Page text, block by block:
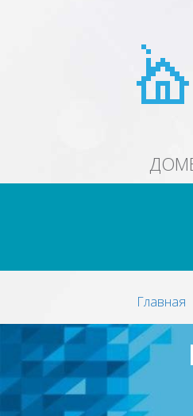
Главная